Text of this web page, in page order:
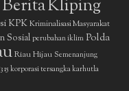
Kliping
KPKKriminalisasi Masyarakat
Sosial perubahan iklim Polda
Riau Hijau Semenanjung
15 korporasi tersangka karhutla